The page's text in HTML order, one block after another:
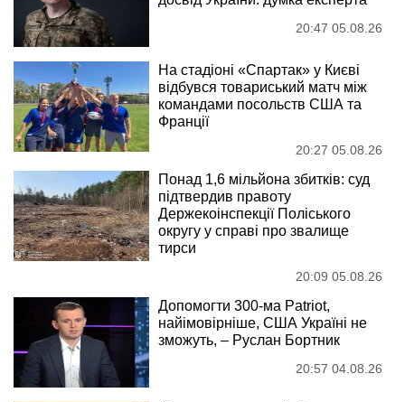
20:47 05.08.26
На стадіоні «Спартак» у Києві
відбувся товариський матч між
командами посольств США та
Франції
20:27 05.08.26
Понад 1,6 мільйона збитків: суд
підтвердив правоту
Держекоінспекції Поліського
округу у справі про звалище
тирси
20:09 05.08.26
Допомогти 300-ма Patriot,
найімовірніше, США Україні не
зможуть, – Руслан Бортник
20:57 04.08.26